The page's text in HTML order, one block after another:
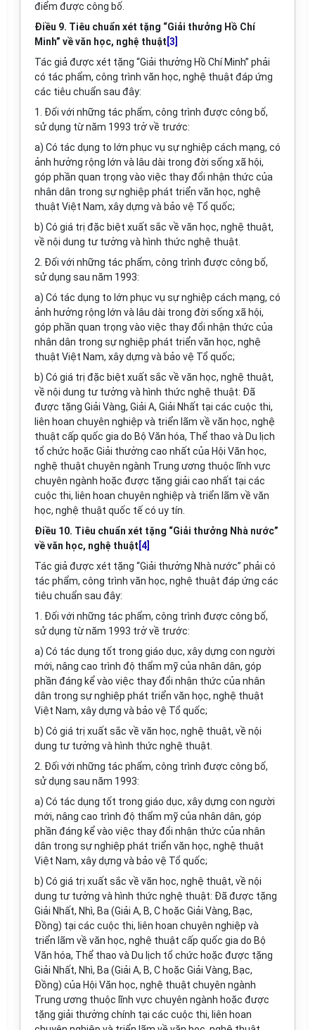
điểm được công bố.
Điều 9. Tiêu chuẩn xét tặng “Giải thưởng Hồ Chí
Minh” về văn học, nghệ thuật [3]
Tác giả được xét tặng “Giải thưởng Hồ Chí Minh” phải
có tác phẩm, công trình văn học, nghệ thuật đáp ứng
các tiêu chuẩn sau đây:
1. Đối với những tác phẩm, công trình được công bố,
sử dụng từ năm 1993 trở về trước:
a) Có tác dụng to lớn phục vụ sự nghiệp cách mạng, có
ảnh hưởng rộng lớn và lâu dài trong đời sống xã hội,
góp phần quan trọng vào việc thay đổi nhận thức của
nhân dân trong sự nghiệp phát triển văn học, nghệ
thuật Việt Nam, xây dựng và bảo vệ Tổ quốc;
b) Có giá trị đặc biệt xuất sắc về văn học, nghệ thuật,
về nội dung tư tưởng và hình thức nghệ thuật.
2. Đối với những tác phẩm, công trình được công bố,
sử dụng sau năm 1993:
a) Có tác dụng to lớn phục vụ sự nghiệp cách mạng, có
ảnh hưởng rộng lớn và lâu dài trong đời sống xã hội,
góp phần quan trọng vào việc thay đổi nhận thức của
nhân dân trong sự nghiệp phát triển văn học, nghệ
thuật Việt Nam, xây dựng và bảo vệ Tổ quốc;
b) Có giá trị đặc biệt xuất sắc về văn học, nghệ thuật,
về nội dung tư tưởng và hình thức nghệ thuật: Đã
được tặng Giải Vàng, Giải A, Giải Nhất tại các cuộc thi,
liên hoan chuyên nghiệp và triển lãm về văn học, nghệ
thuật cấp quốc gia do Bộ Văn hóa, Thể thao và Du lịch
tổ chức hoặc Giải thưởng cao nhất của Hội Văn học,
nghệ thuật chuyên ngành Trung ương thuộc lĩnh vực
chuyên ngành hoặc được tặng giải cao nhất tại các
cuộc thi, liên hoan chuyên nghiệp và triển lãm về văn
học, nghệ thuật quốc tế có uy tín.
Điều 10. Tiêu chuẩn xét tặng “Giải thưởng Nhà nước”
về văn học, nghệ thuật [4]
Tác giả được xét tặng “Giải thưởng Nhà nước” phải có
tác phẩm, công trình văn học, nghệ thuật đáp ứng các
tiêu chuẩn sau đây:
1. Đối với những tác phẩm, công trình được công bố,
sử dụng từ năm 1993 trở về trước:
a) Có tác dụng tốt trong giáo dục, xây dựng con người
mới, nâng cao trình độ thẩm mỹ của nhân dân, góp
phần đáng kể vào việc thay đổi nhận thức của nhân
dân trong sự nghiệp phát triển văn học, nghệ thuật
Việt Nam, xây dựng và bảo vệ Tổ quốc;
b) Có giá trị xuất sắc về văn học, nghệ thuật, về nội
dung tư tưởng và hình thức nghệ thuật.
2. Đối với những tác phẩm, công trình được công bố,
sử dụng sau năm 1993:
a) Có tác dụng tốt trong giáo dục, xây dựng con người
mới, nâng cao trình độ thẩm mỹ của nhân dân, góp
phần đáng kể vào việc thay đổi nhận thức của nhân
dân trong sự nghiệp phát triển văn học, nghệ thuật
Việt Nam, xây dựng và bảo vệ Tổ quốc;
b) Có giá trị xuất sắc về văn học, nghệ thuật, về nội
dung tư tưởng và hình thức nghệ thuật: Đã được tặng
Giải Nhất, Nhì, Ba (Giải A, B, C hoặc Giải Vàng, Bạc,
Đồng) tại các cuộc thi, liên hoan chuyên nghiệp và
triển lãm về văn học, nghệ thuật cấp quốc gia do Bộ
Văn hóa, Thể thao và Du lịch tổ chức hoặc được tặng
Giải Nhất, Nhì, Ba (Giải A, B, C hoặc Giải Vàng, Bạc,
Đồng) của Hội Văn học, nghệ thuật chuyên ngành
Trung ương thuộc lĩnh vực chuyên ngành hoặc được
tặng giải thưởng chính tại các cuộc thi, liên hoan